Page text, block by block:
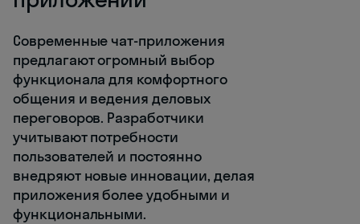
Современные чат-приложения
предлагают огромный выбор
функционала для комфортного
общения и ведения деловых
переговоров. Разработчики
учитывают потребности
пользователей и постоянно
внедряют новые инновации, делая
приложения более удобными и
функциональными.